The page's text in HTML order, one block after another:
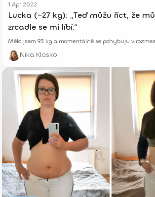
1 Apr 2022
Lucka (–27 kg): „Teď můžu říct, že
zrcadle se mi líbí.“
Měla jsem 93 kg a momentálně se pohybuju v
Nika Klasko